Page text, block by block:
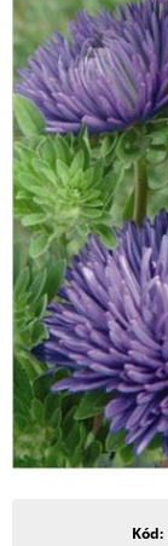
Kód